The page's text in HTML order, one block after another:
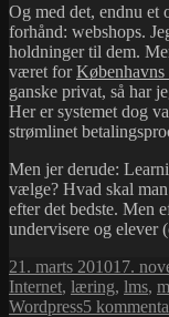
Og med det, endnu et
forhånd: webshops.
holdninger til dem.
været for
ganske privat, så har
Her er systemet dog
strømlinet
Men jer derude:
vælge? Hvad skal
efter det bedste. Men
undervisere og elever
Udgivet
i
21. marts 201017.
Internet, læring, lms,
Wordpress5